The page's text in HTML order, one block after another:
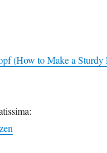
(How to Make a Sturdy